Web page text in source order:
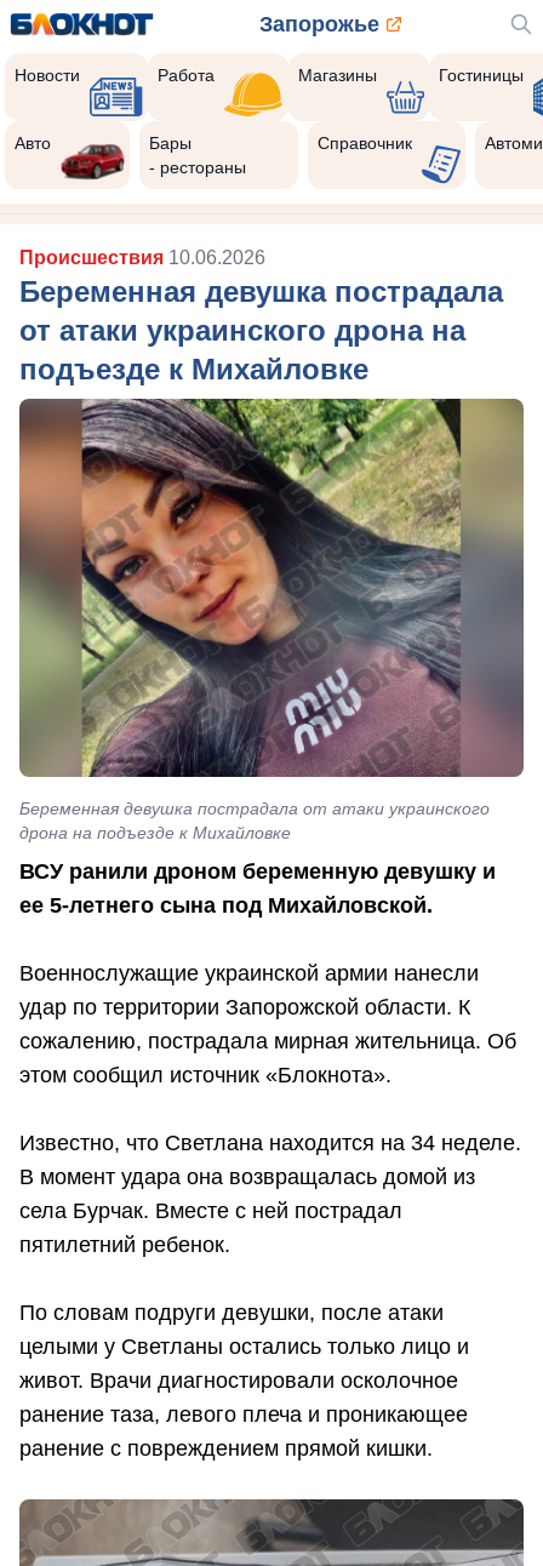
Запорожье
Новости Работа Магазины Гостиницы
Авто
Бары
- рестораны
Справочник
Происшествия 10.06.2026
Беременная девушка пострадала
от атаки украинского дрона на
подъезде к Михайловке
Беременная девушка пострадала от атаки украинского
дрона на подъезде к Михайловке
ВСУ ранили дроном беременную девушку и
ее 5-летнего сына под Михайловской.
Военнослужащие украинской армии нанесли
удар по территории Запорожской области. К
сожалению, пострадала мирная жительница. Об
этом сообщил источник «Блокнота».
Известно, что Светлана находится на 34 неделе.
В момент удара она возвращалась домой из
села Бурчак. Вместе с ней пострадал
пятилетний ребенок.
По словам подруги девушки, после атаки
целыми у Светланы остались только лицо и
живот. Врачи диагностировали осколочное
ранение таза, левого плеча и проникающее
ранение с повреждением прямой кишки.